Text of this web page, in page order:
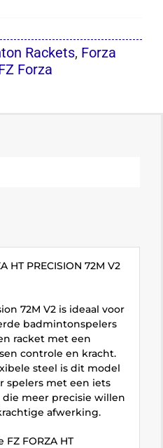
Rackets, Forza
Forza
HT PRECISION 72M V2
72M V2 is ideaal voor
badmintonspelers
racket met een
controle en kracht.
steel is dit model
spelers met een iets
meer precisie willen
afwerking.
FORZA HT